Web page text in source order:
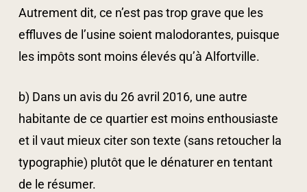
Autrement dit, ce n’est pas trop grave que les
effluves de l’usine soient malodorantes, puisque
les impôts sont moins élevés qu’à Alfortville.
b) Dans un avis du 26 avril 2016, une autre
habitante de ce quartier est moins enthousiaste
et il vaut mieux citer son texte (sans retoucher la
typographie) plutôt que le dénaturer en tentant
de le résumer.